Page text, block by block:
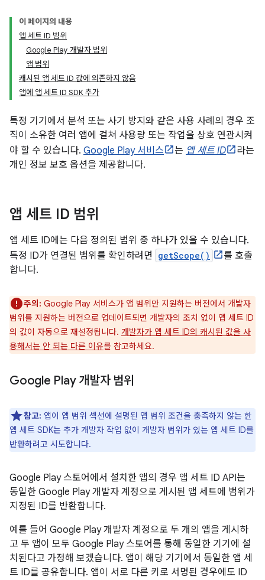
이 페이지의 내용
앱 세트 ID 범위
Google Play 개발자 범위
앱 범위
캐시된 앱 세트 ID 값에 의존하지 않음
앱에 앱 세트 ID SDK 추가
특정 기기에서 분석 또는 사기 방지와 같은 사용 사례의 경우 조
직이 소유한 여러 앱에 걸쳐 사용량 또는 작업을 상호 연관시켜
야 할 수 있습니다. Google Play 서비스 는 앱 세트 ID
라는
개인 정보 보호 옵션을 제공합니다.
앱 세트 ID 범위
앱 세트 ID에는 다음 정의된 범위 중 하나가 있을 수 있습니다.
특정 ID가 연결된 범위를 확인하려면
getScope()
를 호출
합니다.
주의: Google Play 서비스가 앱 범위만 지원하는 버전에서 개발자
범위를 지원하는 버전으로 업데이트되면 개발자의 조치 없이 앱 세트 ID
의 값이 자동으로 재설정됩니다. 개발자가 앱 세트 ID의 캐시된 값을 사
용해서는 안 되는 다른 이유를 참고하세요.
Google Play 개발자 범위
참고: 앱이 앱 범위 섹션에 설명된 앱 범위 조건을 충족하지 않는 한
앱 세트 SDK는 추가 개발자 작업 없이 개발자 범위가 있는 앱 세트 ID를
반환하려고 시도합니다.
Google Play 스토어에서 설치한 앱의 경우 앱 세트 ID API는
동일한 Google Play 개발자 계정으로 게시된 앱 세트에 범위가
지정된 ID를 반환합니다.
예를 들어 Google Play 개발자 계정으로 두 개의 앱을 게시하
고 두 앱이 모두 Google Play 스토어를 통해 동일한 기기에 설
치된다고 가정해 보겠습니다. 앱이 해당 기기에서 동일한 앱 세
트 ID를 공유합니다. 앱이 서로 다른 키로 서명된 경우에도 ID